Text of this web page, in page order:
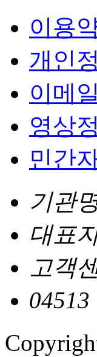
이용
개인
이메
영상
민간
기관
대표
고객